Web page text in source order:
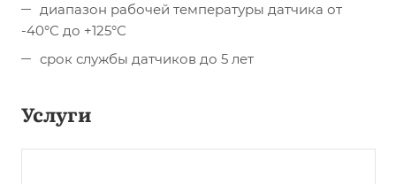
диапазон рабочей температуры датчика от
-40°С до +125°С
срок службы датчиков до 5 лет
Услуги